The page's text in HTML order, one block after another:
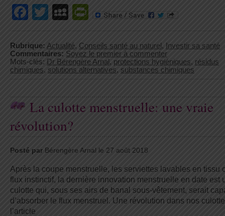
Facebook
TwitterMySpace
PrintFriendly
Rubrique: Actualité, Conseils santé au naturel ,
Investir sa santé
Commentaires: Soyez le premier à commenter
Mots-clés: Dr Bérengère Arnal , protections hygiéniques, résidus
chimiques, solutions alternatives, substances chimiques
La culotte menstruelle: une vraie
révolution?
Posté par Bérengère Arnal le 27 août 2018
Après la coupe menstruelle, les serviettes lavables en tissu
flux instinctif, la dernière innovation menstruelle en date est
culotte qui, sous ses airs de banal sous-vêtement, serait
d’absorber le flux menstruel. Une révolution dans nos
l’article